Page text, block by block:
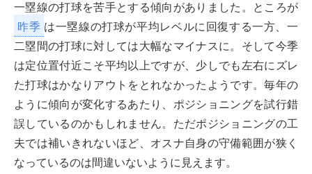
一塁線の打球を苦手とする傾向がありました。ところが
昨季 は一塁線の打球が平均レベルに回復する一方、一
二塁間の打球に対しては大幅なマイナスに。そして今季
は定位置付近こそ平均以上ですが、少しでも左右にズレ
た打球はかなりアウトをとれなかったようです。毎年の
ように傾向が変化するあたり、ポジショニングを試行錯
誤しているのかもしれません。ただポジショニングの工
夫では補いきれないほど、オスナ自身の守備範囲が狭く
なっているのは間違いないように見えます。